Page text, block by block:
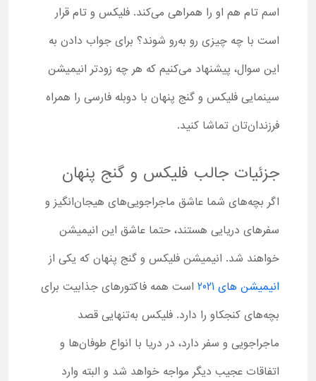
اسم تام هم او را همراهی می‌کند. فلیکس و تام قرار
است با چه چیزی رو به‌رو شوند؟ برای جواب دادن به
این سوال، پیشنهاد می‌کنیم که هر چه زودتر انیمیشن
سینمایی فلیکس و گنج پنهان با دوبله فارسی را همراه
فرزندان‌تان تماشا کنید.
جزئیات جالب فلیکس و گنج پنهان
اگر بچه‌های شما عاشق ماجراجویی‌های هیجان‌انگیز و
سفرهای دریایی هستند، حتما عاشق این انیمیشن
خواهند شد. انیمیشن فلیکس و گنج پنهان که یکی از
انیمیشن های 2021
است همه فاکتورهای جذابیت برای
بچه‌های کنجکاو را دارد. فلیکس به‌تنهایی قصد
ماجراجویی و سفر دارد، در دریا با انواع طوفان‌ها و
اتفاقات عجیب دیگر مواجه خواهد شد و البته وارد